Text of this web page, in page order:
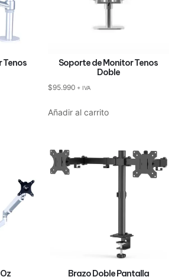
Tenos
Soporte de Monitor Tenos
Doble
$95.990 + IVA
Añadir al carrito
Brazo Doble Pantalla